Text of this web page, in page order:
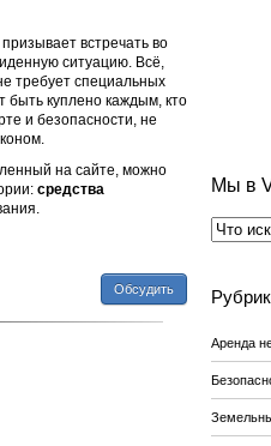
призывает встречать во
ситуацию. Всё,
требует специальных
куплено каждым, кто
и безопасности, не
на сайте, можно
средства
Обсудить
Мы в
Аренда